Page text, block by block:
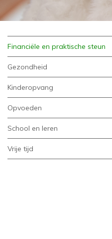
Financiële en praktische steun
Gezondheid
Kinderopvang
Opvoeden
School en leren
Vrije tijd